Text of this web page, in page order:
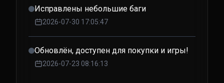
Исправлены небольшие баги
2026-07-30 17:05:47
Обновлён, доступен для покупки и игры!
2026-07-23 08:16:13